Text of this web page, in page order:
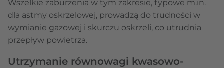
Wszelkie zaburzenia w tym zakresie, typowe m.in.
dla astmy oskrzelowej, prowadzą do trudności w
wymianie gazowej i skurczu oskrzeli, co utrudnia
przepływ powietrza.
Utrzymanie równowagi kwasowo-